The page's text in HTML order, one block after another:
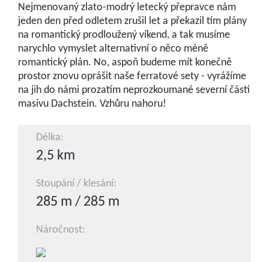
Nejmenovaný zlato-modrý letecký přepravce nám
jeden den před odletem zrušil let a překazil tím plány
na romantický prodloužený víkend, a tak musíme
narychlo vymyslet alternativní o něco méně
romantický plán. No, aspoň budeme mít konečně
prostor znovu oprášit naše ferratové sety - vyrážíme
na jih do námi prozatím neprozkoumané severní části
masivu Dachstein. Vzhůru nahoru!
Délka:
2,5 km
Stoupání / klesání:
285 m / 285 m
Náročnost: